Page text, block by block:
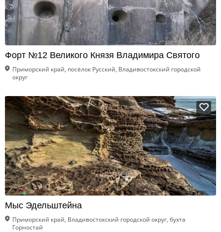
Форт №12 Великого Князя Владимира Святого
Приморский край, посёлок Русский, Владивостокский городской
округ
Мыс Эдельштейна
Приморский край, Владивостокский городской округ, бухта
Горностай